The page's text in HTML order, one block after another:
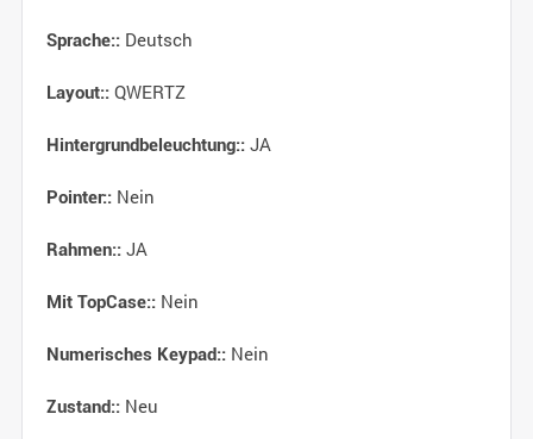
Sprache::Deutsch
Layout::QWERTZ
Hintergrundbeleuchtung::JA
Pointer::Nein
Rahmen::JA
Mit TopCase::Nein
Numerisches Keypad::Nein
Zustand::Neu